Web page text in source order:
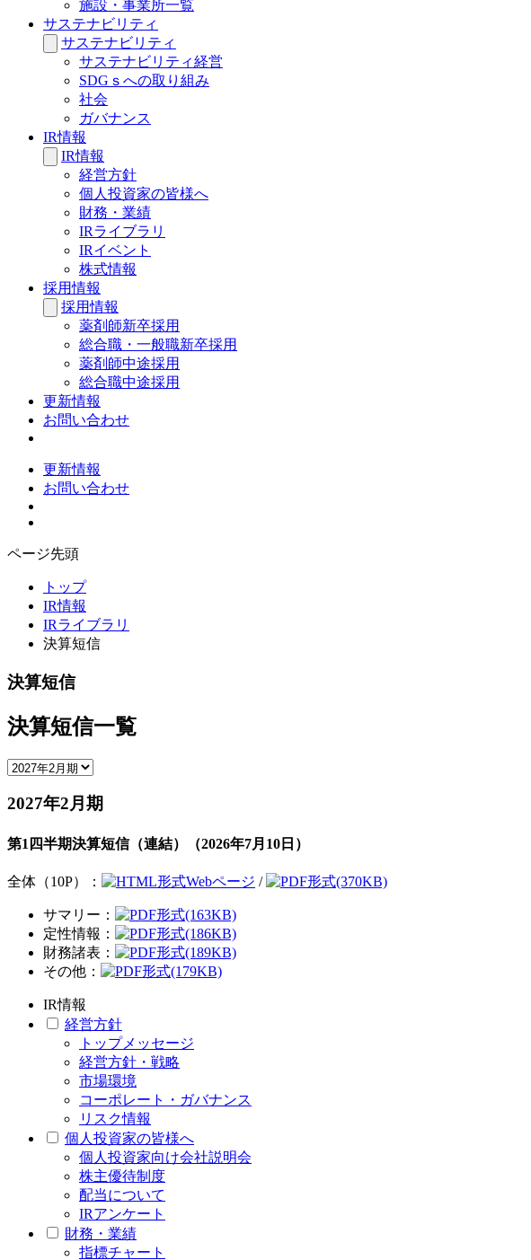
施設・事業所一覧
サステナビリティ
サステナビリティ
サステナビリティ経営
SDGｓへの取り組み
社会
ガバナンス
IR情報
IR情報
経営方針
個人投資家の皆様へ
財務・業績
IRライブラリ
IRイベント
株式情報
採用情報
採用情報
薬剤師新卒採用
総合職・一般職新卒採用
薬剤師中途採用
総合職中途採用
更新情報
お問い合わせ
更新情報
お問い合わせ
ページ先頭
トップ
IR情報
IRライブラリ
決算短信
決算短信
決算短信一覧
2027年2月期
第1四半期決算短信（連結）（2026年7月10日）
全体（10P）： Webページ / (370KB)
サマリー：
(163KB)
定性情報：
(186KB)
財務諸表：
(189KB)
その他：
(179KB)
IR情報
経営方針
トップメッセージ
経営方針・戦略
市場環境
コーポレート・ガバナンス
リスク情報
個人投資家の皆様へ
個人投資家向け会社説明会
株主優待制度
配当について
IRアンケート
財務・業績
指標チャート